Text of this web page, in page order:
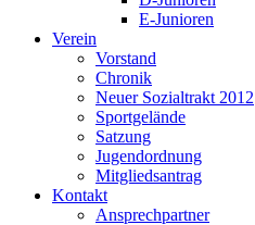
E-Junioren
Verein
Vorstand
Chronik
Neuer Sozialtrakt 2012
Sportgelände
Satzung
Jugendordnung
Mitgliedsantrag
Kontakt
Ansprechpartner